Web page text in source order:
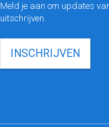
Meld je aan om updates
uitschrijven.
INSCHRIJVEN